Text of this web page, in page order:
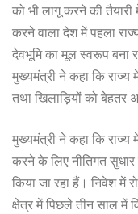
को भी लागू करने की
करने वाला देश में पहला
देवभूमि का मूल स्वरूप बना
मुख्यमंत्री ने कहा कि राज्य
तथा खिलाड़ियों को बेहतर
मुख्यमंत्री ने कहा कि राज्य
करने के लिए नीतिगत
किया जा रहा हैं। निवेश में
क्षेत्र में पिछले तीन साल में